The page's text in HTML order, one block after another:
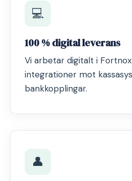
💻
100 % digital leverans
Vi arbetar digitalt i
integrationer mot
bankkopplingar.
👤